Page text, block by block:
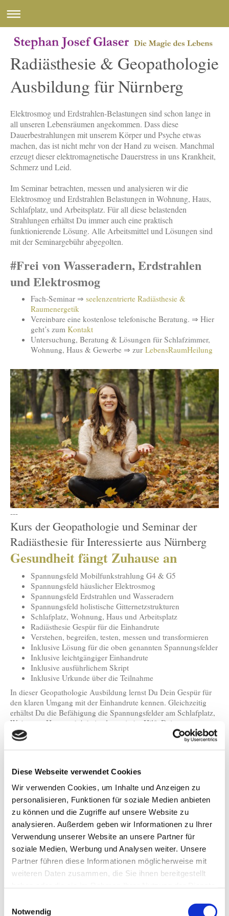
Diese Webseite verwendet Cookies
Wir verwenden Cookies, um Inhalte und Anzeigen zu
personalisieren, Funktionen für soziale Medien anbieten
zu können und die Zugriffe auf unsere Website zu
analysieren. Außerdem geben wir Informationen zu Ihrer
Verwendung unserer Website an unsere Partner für
soziale Medien, Werbung und Analysen weiter. Unsere
Partner führen diese Informationen möglicherweise mit
weiteren Daten zusammen, die Sie ihnen bereitgestellt
Notwendig
Radiästhesie & Geopathologie
Ausbildung für Nürnberg
Elektrosmog und Erdstrahlen-Belastungen sind schon lange in
all unseren Lebensräumen angekommen. Dass diese
Dauerbestrahlungen mit unserem Körper und Psyche etwas
machen, das ist nicht mehr von der Hand zu weisen. Manchmal
erzeugt dieser elektromagnetische Dauerstress in uns Krankheit,
Schmerz und Leid.
Im Seminar betrachten, messen und analysieren wir die
Elektrosmog und Erdstrahlen Belastungen in Wohnung, Haus,
Schlafplatz, und Arbeitsplatz. Für all diese belastenden
Strahlungen erhältst Du immer auch eine praktisch
funktionierende Lösung. Alle Arbeitsmittel und Lösungen sind
mit der Seminargebühr abgegolten.
#Frei von Wasseradern, Erdstrahlen
und Elektrosmog
Fach-Seminar ⇒ seelenzentrierte Radiästhesie &
Raumenergetik
Vereinbare eine kostenlose telefonische Beratung. ⇒ Hier
geht’s zum Kontakt
Untersuchung, Beratung & Lösungen für Schlafzimmer,
Wohnung, Haus & Gewerbe ⇒ zur LebensRaumHeilung
---
Kurs der Geopathologie und Seminar der
Radiästhesie für Interessierte aus Nürnberg
Gesundheit fängt Zuhause an
Spannungsfeld Mobilfunkstrahlung G4 & G5
Spannungsfeld häuslicher Elektrosmog
Spannungsfeld Erdstrahlen und Wasseradern
Spannungsfeld holistische Gitternetzstrukturen
Schlafplatz, Wohnung, Haus und Arbeitsplatz
Radiästhesie Gespür für die Einhandrute
Verstehen, begreifen, testen, messen und transformieren
Inklusive Lösung für die oben genannten Spannungsfelder
Inklusive leichtgängiger Einhandrute
Inklusive ausführlichem Skript
Inklusive Urkunde über die Teilnahme
In dieser Geopathologie Ausbildung lernst Du Dein Gespür für
den klaren Umgang mit der Einhandrute kennen. Gleichzeitig
erhältst Du die Befähigung die Spannungsfelder am Schlafplatz,
Wohnung, Haus und Arbeitsplatz mit der Hilfe Deines
Herzbewusstseins zu transformieren. Damit löst Du die
krankheitsfördernde Wirkung, der Spannungsfelder in Deinen
Lebensräumen, auf. So entstehen gesunde Räume, die Deine